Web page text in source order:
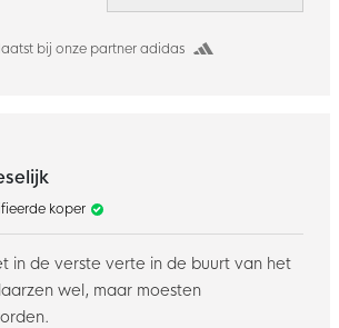
bij onze partner adidas
koper
in de verste verte in de buurt van het
wel, maar moesten